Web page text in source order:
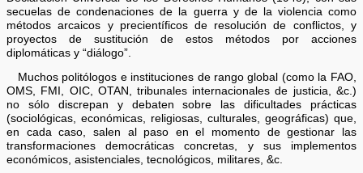
secuelas de condenaciones de la guerra y de la violencia como
métodos arcaicos y precientíficos de resolución de conflictos, y
proyectos de sustitución de estos métodos por acciones
diplomáticas y “diálogo”.
Muchos politólogos e instituciones de rango global (como la FAO,
OMS, FMI, OIC, OTAN, tribunales internacionales de justicia, &c.)
no sólo discrepan y debaten sobre las dificultades prácticas
(sociológicas, económicas, religiosas, culturales, geográficas) que,
en cada caso, salen al paso en el momento de gestionar las
transformaciones democráticas concretas, y sus implementos
económicos, asistenciales, tecnológicos, militares, &c.